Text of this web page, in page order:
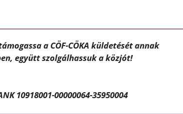
a CÖF-CÖKA küldetését annak
együtt szolgálhassuk a közjót!
10918001-00000064-35950004